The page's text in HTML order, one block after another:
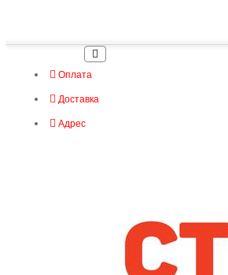
Оплата
Доставка
Адрес